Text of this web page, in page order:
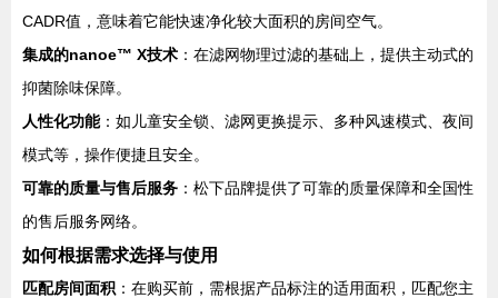
CADR值，意味着它能快速净化较大面积的房间空气。
集成的nanoe™ X技术 ：在滤网物理过滤的基础上，提供主动式的
抑菌除味保障。
人性化功能：如儿童安全锁、滤网更换提示、多种风速模式、夜间
模式等，操作便捷且安全。
可靠的质量与售后服务 ：松下品牌提供了可靠的质量保障和全国性
的售后服务网络。
如何根据需求选择与使用
匹配房间面积 ：在购买前，需根据产品标注的适用面积，匹配您主